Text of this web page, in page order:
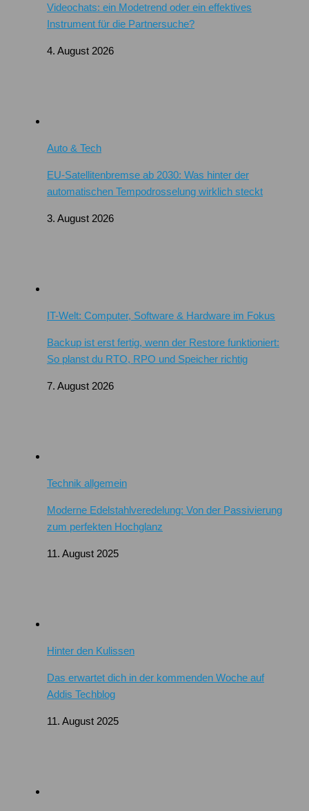
Videochats: ein Modetrend oder ein effektives
Instrument für die Partnersuche?
4. August 2026
Auto & Tech
EU-Satellitenbremse ab 2030: Was hinter der
automatischen Tempodrosselung wirklich steckt
3. August 2026
IT-Welt: Computer, Software & Hardware im Fokus
Backup ist erst fertig, wenn der Restore funktioniert:
So planst du RTO, RPO und Speicher richtig
7. August 2026
Technik allgemein
Moderne Edelstahlveredelung: Von der Passivierung
zum perfekten Hochglanz
11. August 2025
Hinter den Kulissen
Das erwartet dich in der kommenden Woche auf
Addis Techblog
11. August 2025